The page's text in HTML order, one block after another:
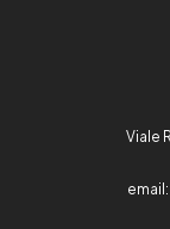
Viale
email: